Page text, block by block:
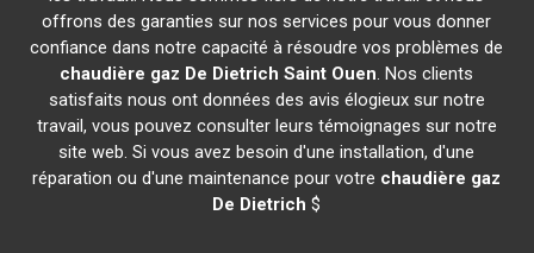
offrons des garanties sur nos services pour vous donner
confiance dans notre capacité à résoudre vos problèmes de
chaudière gaz De Dietrich Saint Ouen. Nos clients
satisfaits nous ont données des avis élogieux sur notre
travail, vous pouvez consulter leurs témoignages sur notre
site web. Si vous avez besoin d'une installation, d'une
réparation ou d'une maintenance pour votre chaudière gaz
De Dietrich $